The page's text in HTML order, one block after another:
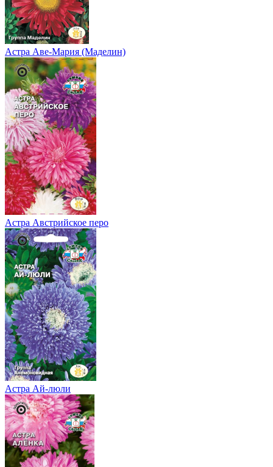
Астра Аве-Мария (Маделин)
Астра Австрийское перо
Астра Ай-люли